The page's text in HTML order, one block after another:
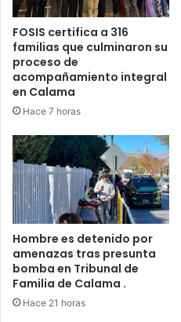
FOSIS certifica a 316
familias que culminaron su
proceso de
acompañamiento integral
en Calama
Hace 7 horas
Hombre es detenido por
amenazas tras presunta
bomba en Tribunal de
Familia de Calama .
Hace 21 horas